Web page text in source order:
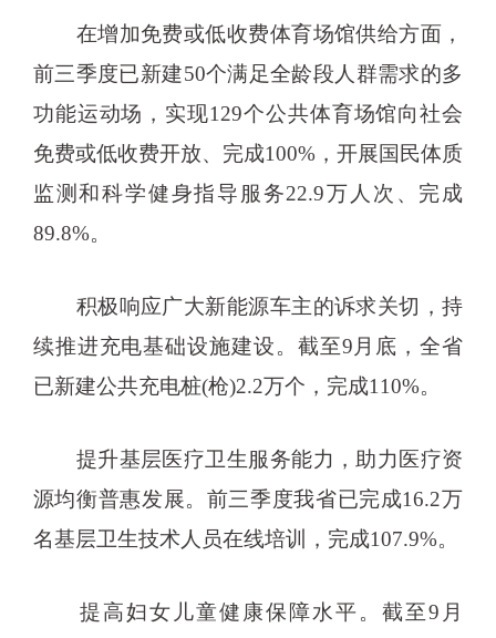
在增加免费或低收费体育场馆供给方面，
前三季度已新建50个满足全龄段人群需求的多
功能运动场，实现129个公共体育场馆向社会
免费或低收费开放、完成100%，开展国民体质
监测和科学健身指导服务22.9万人次、完成
89.8%。
积极响应广大新能源车主的诉求关切，持
续推进充电基础设施建设。截至9月底，全省
已新建公共充电桩(枪)2.2万个，完成110%。
提升基层医疗卫生服务能力，助力医疗资
源均衡普惠发展。前三季度我省已完成16.2万
名基层卫生技术人员在线培训，完成107.9%。
提高妇女儿童健康保障水平。截至9月